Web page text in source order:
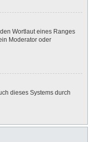
Wortlaut eines Ranges
Moderator oder
dieses Systems durch